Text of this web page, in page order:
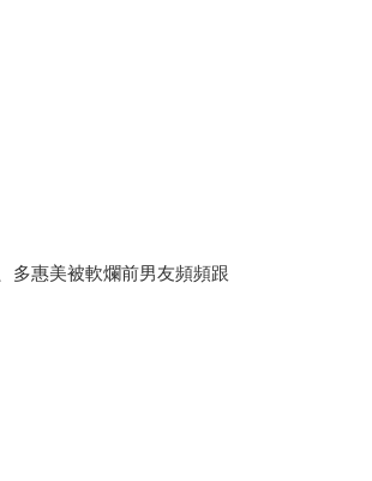
多惠美被軟爛前男友頻頻跟